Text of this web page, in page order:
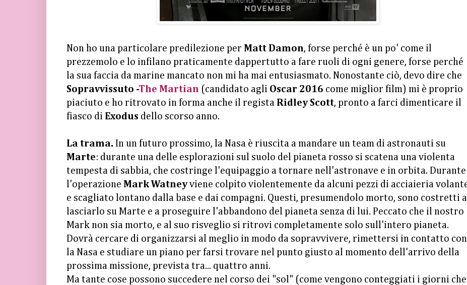
Non ho una particolare predilezione per Matt Damon, forse perché è un po' come il
prezzemolo e lo infilano praticamente dappertutto a fare ruoli di ogni genere, forse perché
la sua faccia da marine mancato non mi ha mai entusiasmato. Nonostante ciò, devo dire che
Sopravvissuto -The Martian (candidato agli Oscar 2016 come miglior film) mi è proprio
piaciuto e ho ritrovato in forma anche il regista Ridley Scott, pronto a farci dimenticare il
fiasco di Exodus dello scorso anno.
La trama. In un futuro prossimo, la Nasa è riuscita a mandare un team di astronauti su
Marte: durante una delle esplorazioni sul suolo del pianeta rosso si scatena una violenta
tempesta di sabbia, che costringe l'equipaggio a tornare nell'astronave e in orbita. Durante
l'operazione Mark Watneyviene colpito violentemente da alcuni pezzi di acciaieria
e scagliato lontano dalla base e dai compagni. Questi, presumendolo morto, sono costretti a
lasciarlo su Marte e a proseguire l'abbandono del pianeta senza di lui. Peccato che il nostro
Mark non sia morto, e al suo risveglio si ritrovi completamente solo sull'intero pianeta.
Dovrà cercare di organizzarsi al meglio in modo da sopravvivere, rimettersi in contatto con
la Nasa e studiare un piano per farsi trovare nel punto giusto al momento dell'arrivo della
prossima missione, prevista tra... quattro anni.
Ma tante cose possono succedere nel corso dei "sol" (come vengono conteggiati i giorni che